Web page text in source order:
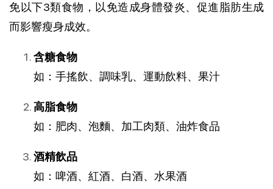
免以下3類食物，以免造成身體發炎、促進脂肪生成
而影響瘦身成效。
含糖食物
如：手搖飲、調味乳、運動飲料、果汁
高脂食物
如：肥肉、泡麵、加工肉類、油炸食品
酒精飲品
如：啤酒、紅酒、白酒、水果酒